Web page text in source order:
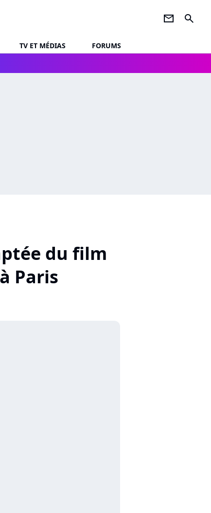
newsletter search
TV ET MÉDIAS
FORUMS
du film
Paris